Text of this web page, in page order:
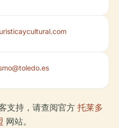
支持，请查阅官方 托莱多
网站。